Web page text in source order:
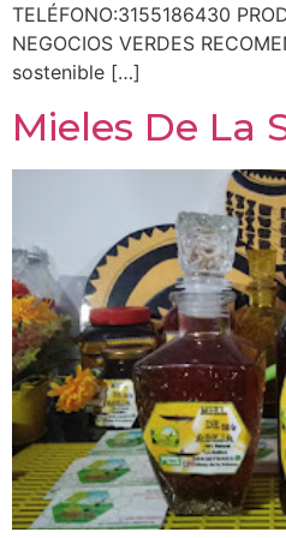
TELÉFONO:3155186430
NEGOCIOS VERDES
sostenible […]
Mieles De La